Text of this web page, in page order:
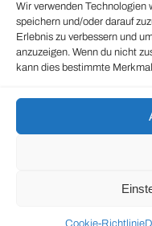
Wir verwenden Technologien
speichern und/oder darauf
Erlebnis zu verbessern und
anzuzeigen. Wenn du nicht
kann dies bestimmte
Cookie-Richtlinie